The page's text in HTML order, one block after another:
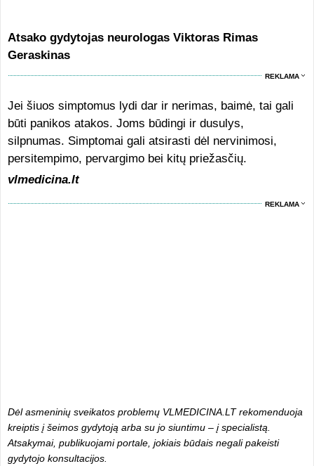
Atsako gydytojas neurologas Viktoras Rimas
Geraskinas
REKLAMA
Jei šiuos simptomus lydi dar ir nerimas, baimė, tai gali
būti panikos atakos. Joms būdingi ir dusulys,
silpnumas. Simptomai gali atsirasti dėl nervinimosi,
persitempimo, pervargimo bei kitų priežasčių.
vlmedicina.lt
REKLAMA
Dėl asmeninių sveikatos problemų VLMEDICINA.LT rekomenduoja
kreiptis į šeimos gydytoją arba su jo siuntimu – į specialistą.
Atsakymai, publikuojami portale, jokiais būdais negali pakeisti
gydytojo konsultacijos.